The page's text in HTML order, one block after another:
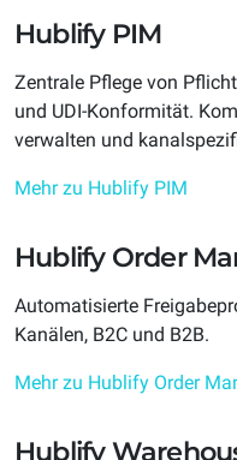
Hublify PIM
Zentrale Pflege von
und UDI-Konformität.
verwalten und
Mehr zu Hublify PIM
Hublify Order
Automatisierte
Kanälen, B2C und B2B.
Mehr zu Hublify Order
Hublify